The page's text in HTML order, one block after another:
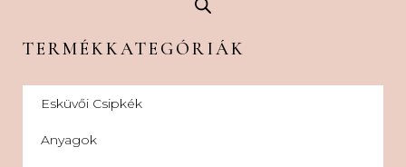
TERMÉKKATEGÓRIÁK
Esküvői Csipkék
Anyagok